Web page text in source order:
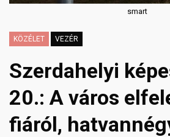
smart
KÖZÉLET VEZÉR
Szerdahelyi
20.: A város
fiáról,